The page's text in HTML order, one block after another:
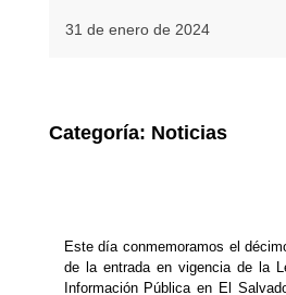
31 de enero de 2024
Categoría: Noticias
Este día conmemoramos el
de la entrada en vigencia de la
Información Pública en El